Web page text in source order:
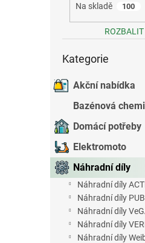
Na skladě 100
ROZBALIT
kategorie
Kategorie
Akční nabídka
Bazénová
Domácí potřeby
Elektromoto
Náhradní díly
Náhradní díly
Náhradní díly
Náhradní díly
Náhradní díly
Náhradní díly